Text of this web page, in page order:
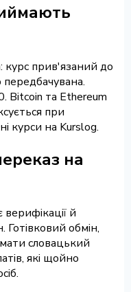
курс прив'язаний до
передбачувана.
Bitcoin та Ethereum
при
курси на Kurslog.
на
й
обмін,
словацький
які щойно